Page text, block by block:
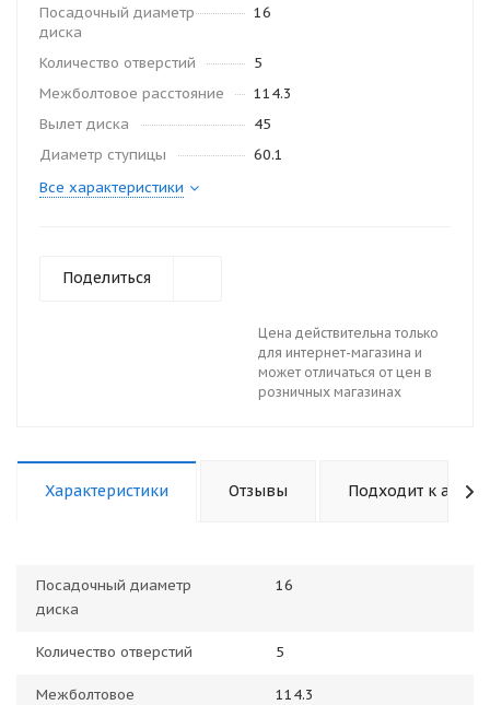
Посадочный диаметр
диска
16
Количество отверстий
5
Межболтовое расстояние
114.3
Вылет диска
45
Диаметр ступицы
60.1
Все характеристики
Поделиться
Цена действительна только
для интернет-магазина и
может отличаться от цен в
розничных магазинах
Характеристики Отзывы Подходит к авто
Посадочный диаметр
диска
16
Количество отверстий 5
Межболтовое
114.3